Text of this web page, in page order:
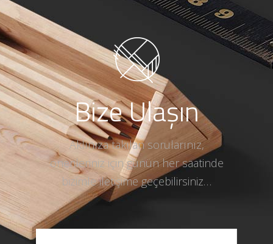
Bize Ulaşın
Aklınıza takılan sorularınız,
önerileriniz için günün her saatinde
bizimle iletişime geçebilirsiniz…